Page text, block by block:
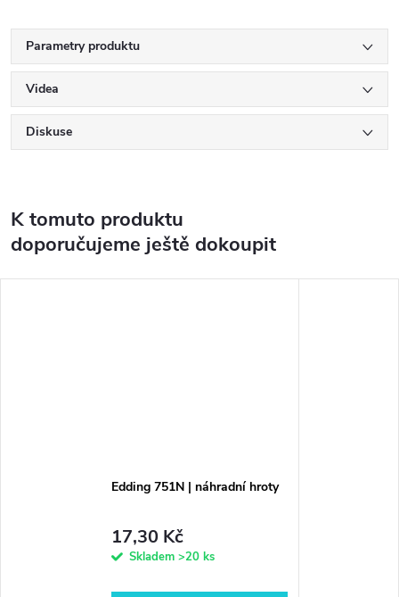
Parametry produktu
Videa
Diskuse
K tomuto produktu
doporučujeme ještě dokoupit
Edding 751N | náhradní hroty
17,30 Kč
Skladem >20 ks